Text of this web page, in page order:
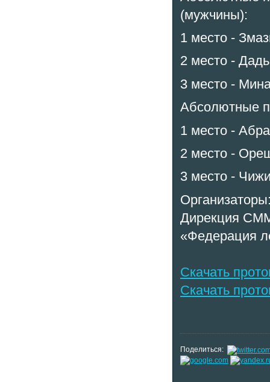
(мужчины):
1 место -
2 место -
3 место -
Абсолютные
1 место -
2 место -
3 место -
Дирекция
«Федерация
Скачать
Скачать
Поделиться: